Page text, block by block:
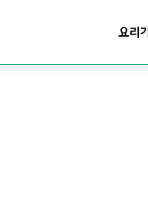
요리